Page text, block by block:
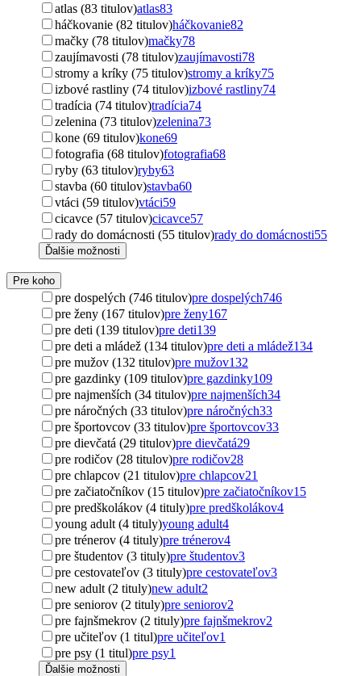
atlas (83 titulov)atlas83
háčkovanie (82 titulov)háčkovanie82
mačky (78 titulov)mačky78
zaujímavosti (78 titulov)zaujímavosti78
stromy a kríky (75 titulov)stromy a kríky75
izbové rastliny (74 titulov)izbové rastliny74
tradícia (74 titulov)tradícia74
zelenina (73 titulov)zelenina73
kone (69 titulov)kone69
fotografia (68 titulov)fotografia68
ryby (63 titulov)ryby63
stavba (60 titulov)stavba60
vtáci (59 titulov)vtáci59
cicavce (57 titulov)cicavce57
rady do domácnosti (55 titulov)rady do domácnosti55
Ďalšie možnosti
Pre koho
pre dospelých (746 titulov)pre dospelých746
pre ženy (167 titulov)pre ženy167
pre deti (139 titulov)pre deti139
pre deti a mládež (134 titulov)pre deti a mládež134
pre mužov (132 titulov)pre mužov132
pre gazdinky (109 titulov)pre gazdinky109
pre najmenších (34 titulov)pre najmenších34
pre náročných (33 titulov)pre náročných33
pre športovcov (33 titulov)pre športovcov33
pre dievčatá (29 titulov)pre dievčatá29
pre rodičov (28 titulov)pre rodičov28
pre chlapcov (21 titulov)pre chlapcov21
pre začiatočníkov (15 titulov)pre začiatočníkov15
pre predškolákov (4 tituly)pre predškolákov4
young adult (4 tituly)young adult4
pre trénerov (4 tituly)pre trénerov4
pre študentov (3 tituly)pre študentov3
pre cestovateľov (3 tituly)pre cestovateľov3
new adult (2 tituly)new adult2
pre seniorov (2 tituly)pre seniorov2
pre fajnšmekrov (2 tituly)pre fajnšmekrov2
pre učiteľov (1 titul)pre učiteľov1
pre psy (1 titul)pre psy1
Ďalšie možnosti